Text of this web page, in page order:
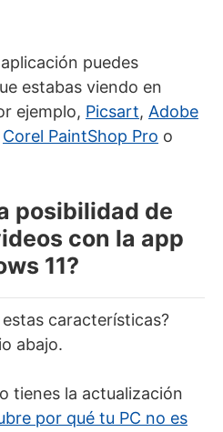
puedes
estabas viendo en
ejemplo, Picsart, Adobe
Corel PaintShop Pro o
posibilidad de
con la app
11?
características?
abajo.
tienes la actualización
por qué tu PC no es